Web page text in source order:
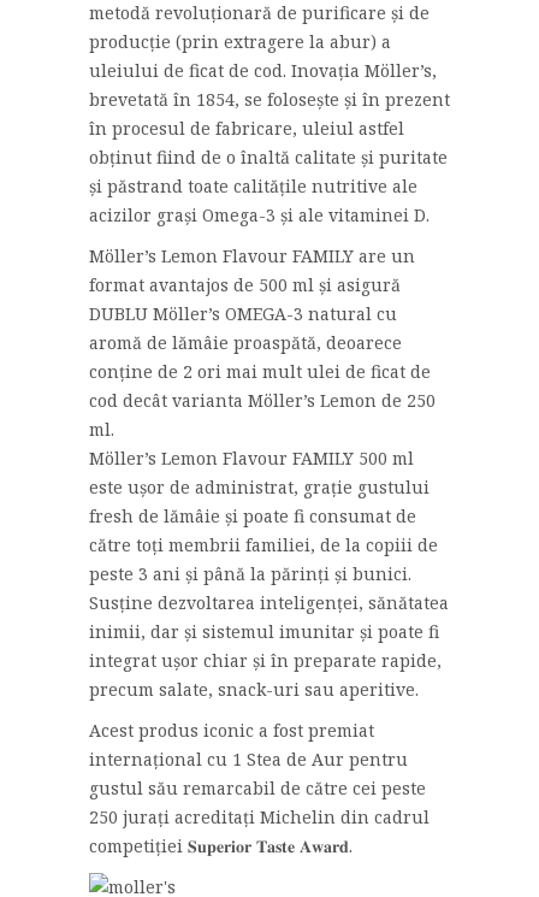
metodă revoluționară de purificare și de
producție (prin extragere la abur) a
uleiului de ficat de cod. Inovația Möller’s,
brevetată în 1854, se folosește și în prezent
în procesul de fabricare, uleiul astfel
obținut fiind de o înaltă calitate și puritate
și păstrand toate calitățile nutritive ale
acizilor grași Omega-3 și ale vitaminei D.
Möller’s Lemon Flavour FAMILY are un
format avantajos de 500 ml și asigură
DUBLU Möller’s OMEGA-3 natural cu
aromă de lămâie proaspătă, deoarece
conține de 2 ori mai mult ulei de ficat de
cod decât varianta Möller’s Lemon de 250
ml.
Möller’s Lemon Flavour FAMILY 500 ml
este ușor de administrat, grație gustului
fresh de lămâie și poate fi consumat de
către toți membrii familiei, de la copiii de
peste 3 ani și până la părinți și bunici.
Susține dezvoltarea inteligenței, sănătatea
inimii, dar și sistemul imunitar și poate fi
integrat ușor chiar și în preparate rapide,
precum salate, snack-uri sau aperitive.
Acest produs iconic a fost premiat
internațional cu 1 Stea de Aur pentru
gustul său remarcabil de către cei peste
250 jurați acreditați Michelin din cadrul
competiției 𝐒𝐮𝐩𝐞𝐫𝐢𝐨𝐫 𝐓𝐚𝐬𝐭𝐞 𝐀𝐰𝐚𝐫𝐝.